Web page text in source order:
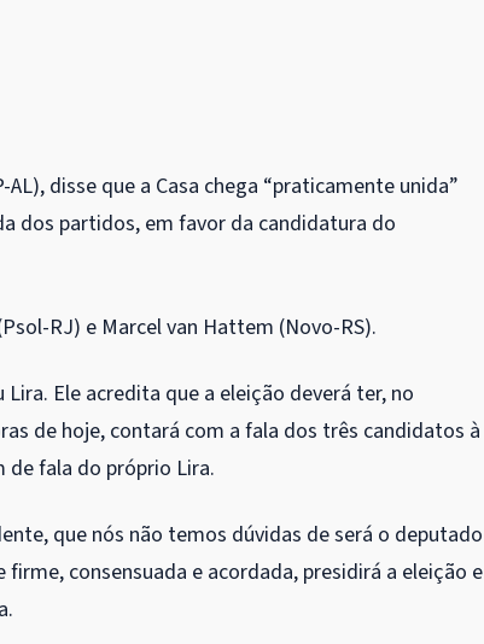
disse que a Casa chega “praticamente unida”
dos partidos, em favor da candidatura do
RJ) e Marcel van Hattem (Novo-RS).
Ele acredita que a eleição deverá ter, no
de hoje, contará com a fala dos três candidatos à
de fala do próprio Lira.
que nós não temos dúvidas de será o deputado
consensuada e acordada, presidirá a eleição e